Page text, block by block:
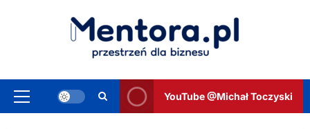
Menu
YouTube @Michał Toczyski